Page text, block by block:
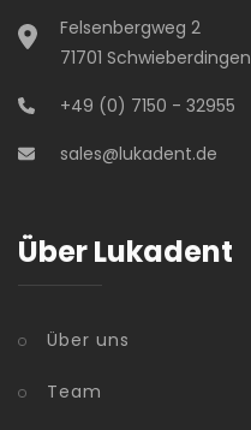
Felsenbergweg 2
71701 Schwieberdingen
+49 (0) 7150 - 32955
sales@lukadent.de
Über Lukadent
Über uns
Team